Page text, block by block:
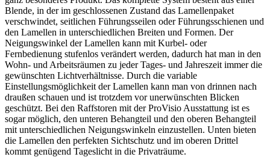
Blende, in der im geschlossenen Zustand das Lamellenpaket
verschwindet, seitlichen Führungsseilen oder Führungsschienen und
den Lamellen in unterschiedlichen Breiten und Formen. Der
Neigungswinkel der Lamellen kann mit Kurbel- oder
Fernbedienung stufenlos verändert werden, dadurch hat man in den
Wohn- und Arbeitsräumen zu jeder Tages- und Jahreszeit immer die
gewünschten Lichtverhältnisse. Durch die variable
Einstellungsmöglichkeit der Lamellen kann man von drinnen nach
draußen schauen und ist trotzdem vor unerwünschten Blicken
geschützt. Bei den Raffstoren mit der ProVisio Ausstattung ist es
sogar möglich, den unteren Behangteil und den oberen Behangteil
mit unterschiedlichen Neigungswinkeln einzustellen. Unten bieten
die Lamellen den perfekten Sichtschutz und im oberen Drittel
kommt genügend Tageslicht in die Privaträume.